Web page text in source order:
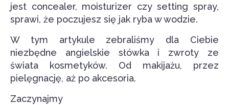
jest concealer, moisturizer czysetting spray,
sprawi, że poczujesz się jak ryba w wodzie.
W tym artykule zebraliśmy dla Ciebie
niezbędne angielskie słówka i zwroty ze
świata kosmetyków. Od makijażu, przez
pielęgnację, aż po akcesoria.
Zaczynajmy